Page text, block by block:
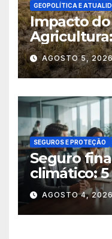
GEOPOLÍTICA E
Impacto
Críticas
AGOSTO 5,
SEGUROS E PROTEÇÃO
Seguro
climático:
essenciais
AGOSTO 4, 2026